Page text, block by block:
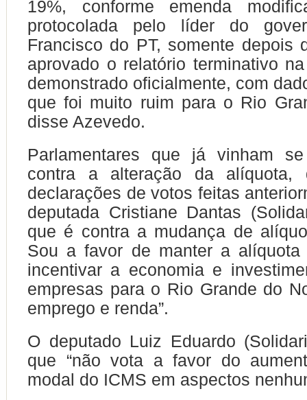
19%, conforme emenda
protocolada pelo líder do
Francisco do PT, somente depois
aprovado o relatório terminativo
demonstrado oficialmente, com
que foi muito ruim para o Rio
disse Azevedo.
Parlamentares que já vinham se
contra a alteração da alíquota,
declarações de votos feitas
deputada Cristiane Dantas
que é contra a mudança de
Sou a favor de manter a
incentivar a economia e
empresas para o Rio Grande do
emprego e renda”.
O deputado Luiz Eduardo
que “não vota a favor do
modal do ICMS em aspectos